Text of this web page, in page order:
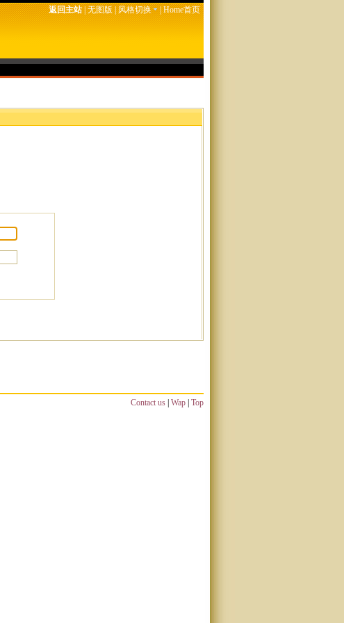
返回主站|无图版|风格切换 |Home首页
Contact us | Wap | Top